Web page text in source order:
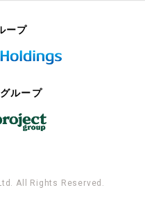
ープ
ループ
All Rights Reserved.